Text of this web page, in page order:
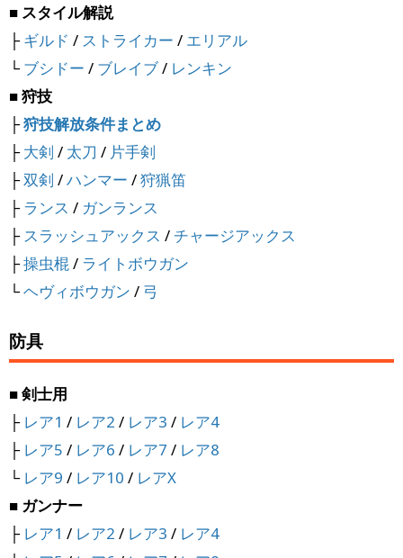
■ スタイル解説
├ギルド / ストライカー / エリアル
└ブシドー / ブレイブ/ レンキン
■ 狩技
├狩技解放条件まとめ
├大剣 / 太刀 / 片手剣
├双剣 /ハンマー /狩猟笛
├ランス / ガンランス
├スラッシュアックス / チャージアックス
├操虫棍/ ライトボウガン
└ヘヴィボウガン / 弓
防具
■ 剣士用
├ レア1 / レア2 / レア3 / レア4
├ レア5 / レア6 / レア7 / レア8
└ レア9 / レア10 / レアX
■ ガンナー
├ レア1 / レア2 / レア3 / レア4